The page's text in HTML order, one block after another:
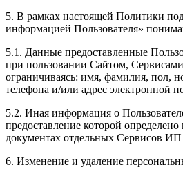
5. В рамках настоящей Политики
информацией Пользователя»
5.1. Данные предоставленные
при пользовании Сайтом,
ограничиваясь: имя, фамилия, пол,
телефона и/или адрес электронной
5.2. Иная информация о
предоставление которой
документах отдельных Сервисов ИП
6. Изменение и удаление